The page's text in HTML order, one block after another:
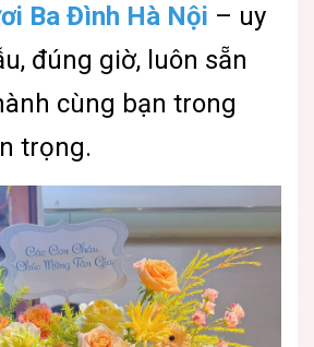
Ba Đình Hà Nội – uy
đúng giờ, luôn sẵn
cùng bạn trong
trọng.